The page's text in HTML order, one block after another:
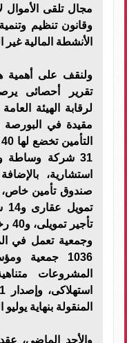
وقانون تنظيم
الأنشطة المالية غير
ولنقف على أهمية
تقرير أحصائى
وجمعية تعمل في
1036 جمعية
المنقولة بنهاية
والأحد الماضى،